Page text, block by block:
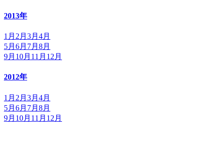
2013年
1月 2月 3月 4月
5月 6月 7月 8月
9月 10月 11月 12月
2012年
1月 2月 3月 4月
5月 6月 7月 8月
9月 10月 11月 12月